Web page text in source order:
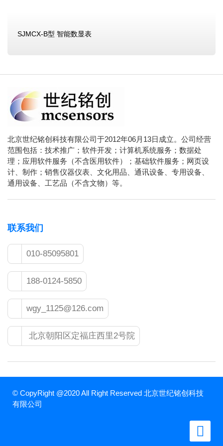
SJMCX-B型 智能数显表
北京世纪铭创科技有限公司于2012年06月13日成立。公司经营
范围包括：技术推广；软件开发；计算机系统服务；数据处
理；应用软件服务（不含医用软件）；基础软件服务；网页设
计、制作；销售仪器仪表、文化用品、通讯设备、专用设备、
通用设备、工艺品（不含文物）等。
联系我们
010-85095801
188-0124-5850
wgy_1125@126.com
北京朝阳区定福庄西里2号院
© CopyRight @2020 All Right Reserved 北京世纪铭创科技
有限公司